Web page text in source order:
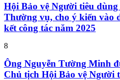
Hội Bảo vệ Người tiêu
Thường vụ, cho ý kiến vào
kết công tác năm 2025
8
Ông Nguyễn Tường Minh
Chủ tịch Hội Bảo vệ Người